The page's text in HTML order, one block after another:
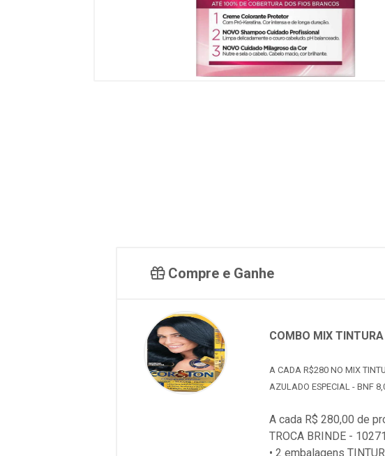
Compre e Ganhe
COMBO MIX
A CADA R$280 NO MIX
AZULADO ESPECIAL - BNF
A cada R$ 280,00 de
TROCA BRINDE - 10271
• 2 embalagens